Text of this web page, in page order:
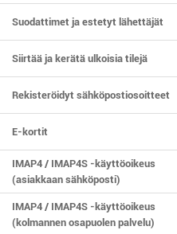
Suodattimet ja estetyt lähettäjät
Siirtää ja kerätä ulkoisia tilejä
Rekisteröidyt sähköpostiosoitteet
E-kortit
IMAP4 / IMAP4S -käyttöoikeus
(asiakkaan sähköposti)
IMAP4 / IMAP4S -käyttöoikeus
(kolmannen osapuolen palvelu)